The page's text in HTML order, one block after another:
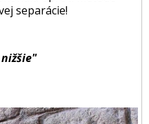
separácie!